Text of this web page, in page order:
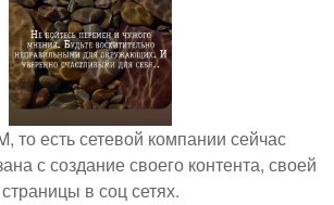
то есть сетевой компании сейчас
с создание своего контента, своей
страницы в соц сетях.